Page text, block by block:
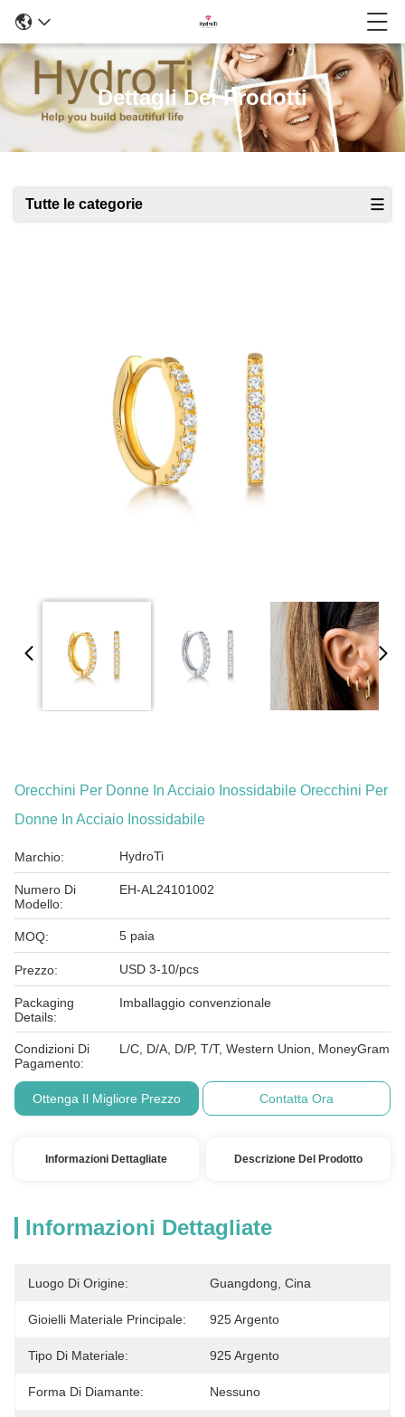
Dettagli Dei Prodotti
Tutte le categorie
Orecchini Per Donne In Acciaio Inossidabile Orecchini Per
Donne In Acciaio Inossidabile
Marchio: HydroTi
Numero Di
Modello:
EH-AL24101002
MOQ: 5 paia
Prezzo: USD 3-10/pcs
Packaging
Details:
Imballaggio convenzionale
Condizioni Di
Pagamento:
L/C, D/A, D/P, T/T, Western Union, MoneyGram
Ottenga Il Migliore Prezzo Contatta Ora
Informazioni Dettagliate Descrizione Del Prodotto
Informazioni Dettagliate
Luogo Di Origine: Guangdong, Cina
Gioielli Materiale Principale: 925 Argento
Tipo Di Materiale: 925 Argento
Forma Di Diamante: Nessuno